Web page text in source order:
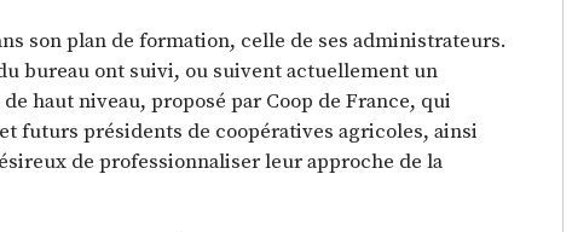
son plan de formation, celle de ses administrateurs.
bureau ont suivi, ou suivent actuellement un
haut niveau, proposé par Coop de France, qui
futurs présidents de coopératives agricoles, ainsi
de professionnaliser leur approche de la